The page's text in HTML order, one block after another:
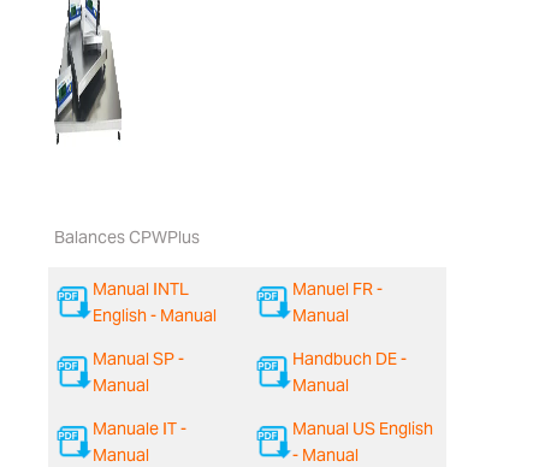
Balances CPWPlus
Manual INTL
English - Manual
Manuel FR -
Manual
Manual SP -
Manual
Handbuch DE -
Manual
Manuale IT -
Manual
Manual US English
- Manual